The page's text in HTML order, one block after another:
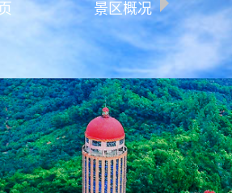
景区概况